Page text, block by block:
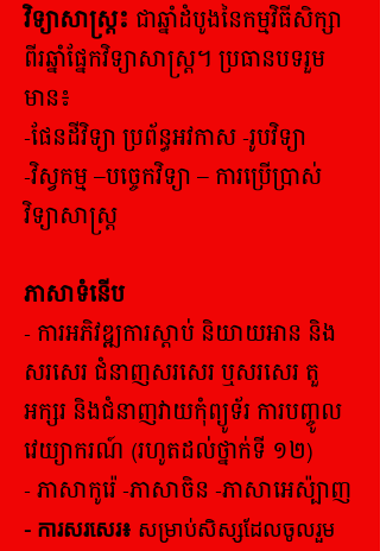
វិទ្យាសាស្ត្រ៖ ជាឆ្នាំដំបូងនៃកម្មវិធីសិក្សា
ពីរឆ្នាំផ្នែកវិទ្យាសាស្រ្ត។ ប្រធានបទរួម
មាន៖
-ផែនដីវិទ្យា ប្រព័ន្ធអវកាស -រូបវិទ្យា
-វិស្វកម្ម –បច្ចេកវិទ្យា – ការប្រើប្រាស់
វិទ្យាសាស្ត្រ
ភាសាទំនើប
- ការអភិវឌ្ឍការស្តាប់ និយាយអាន និង
សរសេរ ជំនាញសរសេរ ឬសរសេរ តួ
អក្សរ និងជំនាញវាយកុំព្យូទ័រ ការបញ្ចូល
វេយ្យាករណ៍ (រហូតដល់ថ្នាក់ទី ១២)
- ភាសាកូរ៉េ -ភាសាចិន -ភាសាអេស៉្បាញ
- ការសរសេរ៖ សម្រាប់សិស្សដែលចូលរួម